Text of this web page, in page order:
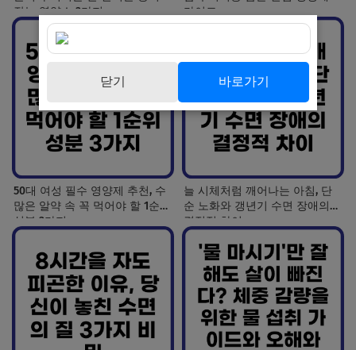
잡는 영양소 3가지
가이드
50대 여성 필수 영양제 추천, 수
많은 알약 속 꼭 먹어야 할 1순위
성분 3가지
늘 시체처럼 깨어나는 아침, 단
순 노화와 갱년기 수면 장애의
결정적 차이
닫기 바로가기